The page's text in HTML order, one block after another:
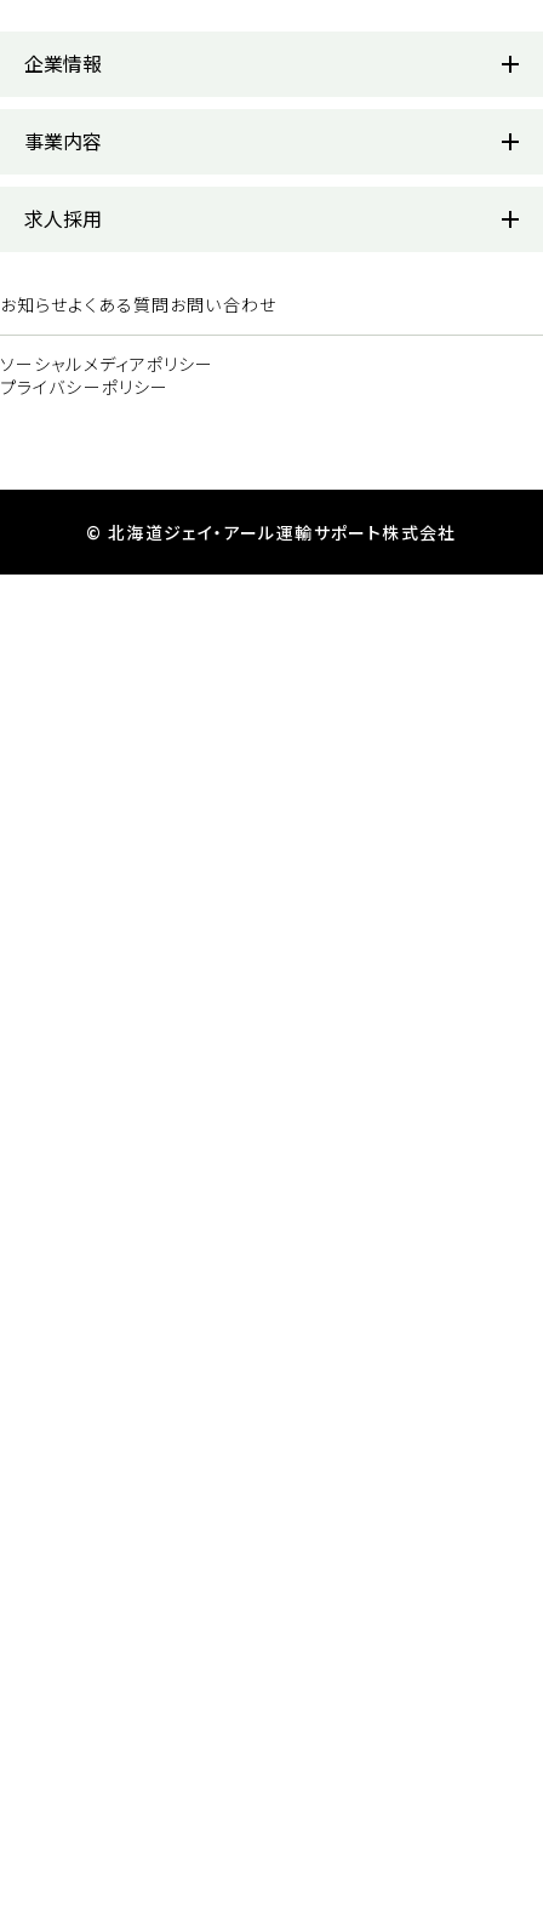
企業情報
企業情報
組織図
事業所所在地
沿革
事業内容
事業内容
鉄道車両の入換
鉄道車両のメンテナンス
鉄道車両の清掃
販売・賃貸業
求人採用
メッセージ
先輩社員の声一覧
お知らせよくある質問 お問い合わせ
ソーシャルメディアポリシー
プライバシーポリシー
© 北海道ジェイ・アール運輸サポート株式会社